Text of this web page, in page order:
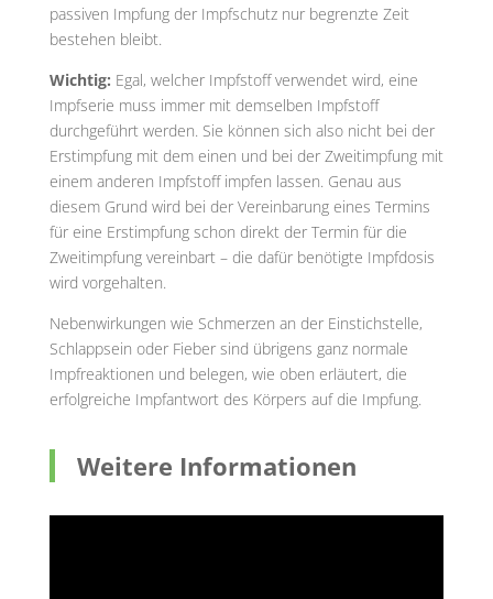
passiven Impfung der Impfschutz nur begrenzte Zeit
bestehen bleibt.
Wichtig: Egal, welcher Impfstoff verwendet wird, eine
Impfserie muss immer mit demselben Impfstoff
durchgeführt werden. Sie können sich also nicht bei der
Erstimpfung mit dem einen und bei der Zweitimpfung mit
einem anderen Impfstoff impfen lassen. Genau aus
diesem Grund wird bei der Vereinbarung eines Termins
für eine Erstimpfung schon direkt der Termin für die
Zweitimpfung vereinbart – die dafür benötigte Impfdosis
wird vorgehalten.
Nebenwirkungen wie Schmerzen an der Einstichstelle,
Schlappsein oder Fieber sind übrigens ganz normale
Impfreaktionen und belegen, wie oben erläutert, die
erfolgreiche Impfantwort des Körpers auf die Impfung.
Weitere Informationen